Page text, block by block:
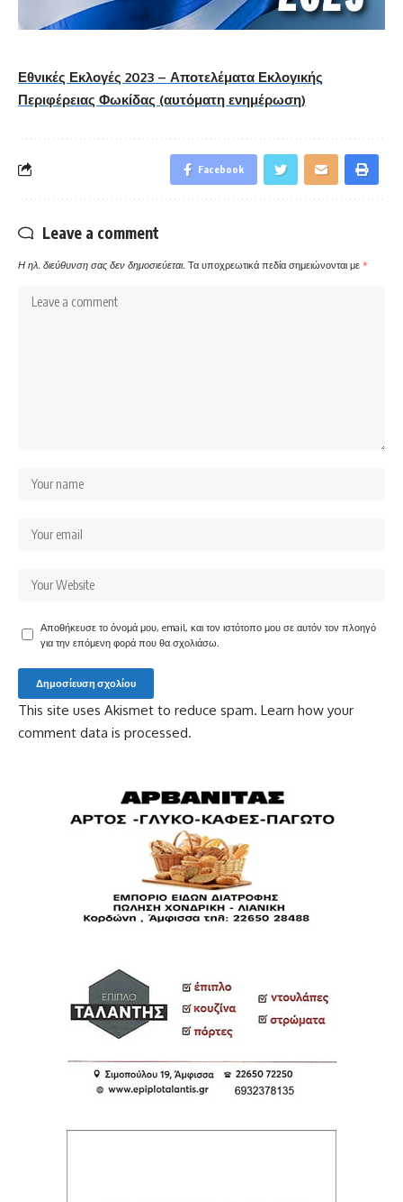
Εθνικές Εκλογές 2023 – Αποτελέματα Εκλογικής
Περιφέρειας Φωκίδας (αυτόματη ενημέρωση)
Facebook
Leave a comment
Η ηλ. διεύθυνση σας δεν δημοσιεύεται. Τα υποχρεωτικά πεδία σημειώνονται με *
Αποθήκευσε το όνομά μου, email, και τον ιστότοπο μου σε αυτόν τον πλοηγό
για την επόμενη φορά που θα σχολιάσω.
This site uses Akismet to reduce spam. Learn how your
comment data is processed.